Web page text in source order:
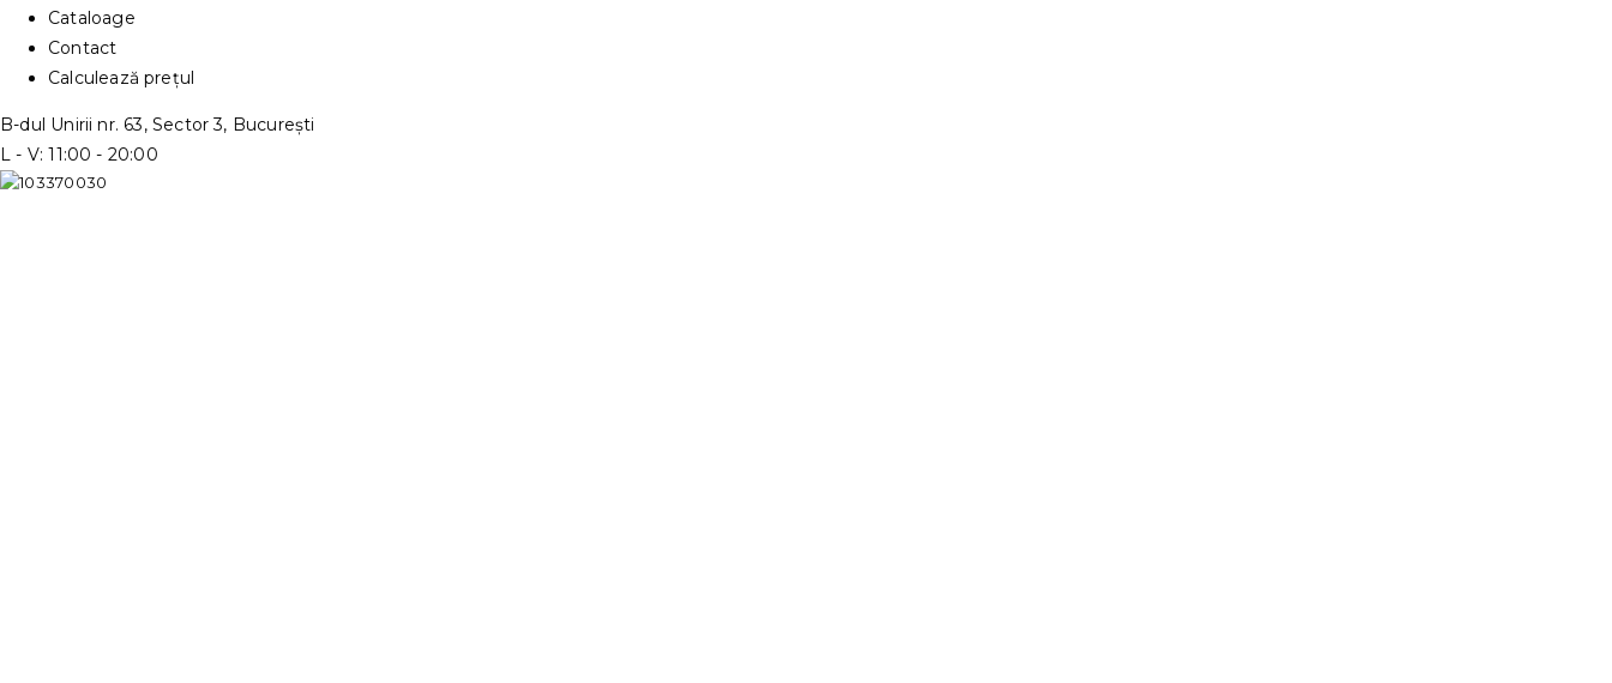
Cataloage
Contact
Calculează prețul
B-dul Unirii nr. 63, Sector 3, București
L - V: 11:00 - 20:00